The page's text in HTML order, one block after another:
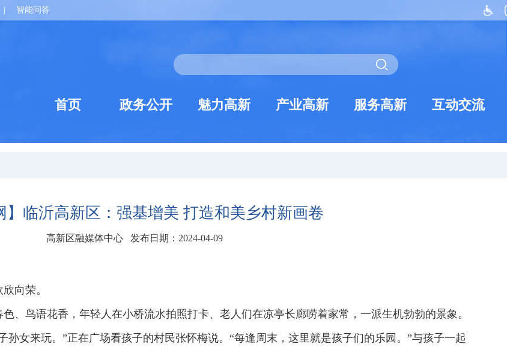
智能问答
首页 政务公开 魅力高新 产业高新 服务高新 互动交流
】临沂高新区：强基增美 打造和美乡村新画卷
高新区融媒体中心 发布日期：2024-04-09
向荣。
、鸟语花香，年轻人在小桥流水拍照打卡、老人们在凉亭长廊唠着家常，一派生机勃勃的景象。
孙女来玩。”正在广场看孩子的村民张怀梅说。“每逢周末，这里就是孩子们的乐园。”与孩子一起